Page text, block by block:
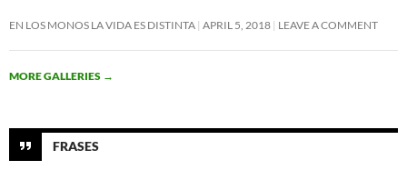
EN LOS MONOS LA VIDA ES DISTINTA APRIL 5, 2018 LEAVE A COMMENT
MORE GALLERIES →
FRASES